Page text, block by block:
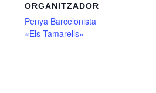
ORGANITZADOR
Penya Barcelonista
«Els Tamarells»